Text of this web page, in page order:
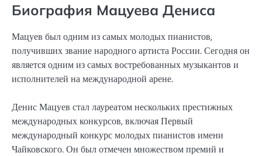
Биография Мацуева Дениса
Мацуев был одним из самых молодых пианистов,
получивших звание народного артиста России. Сегодня он
является одним из самых востребованных музыкантов и
исполнителей на международной арене.
Денис Мацуев стал лауреатом нескольких престижных
международных конкурсов, включая Первый
международный конкурс молодых пианистов имени
Чайковского. Он был отмечен множеством премий и